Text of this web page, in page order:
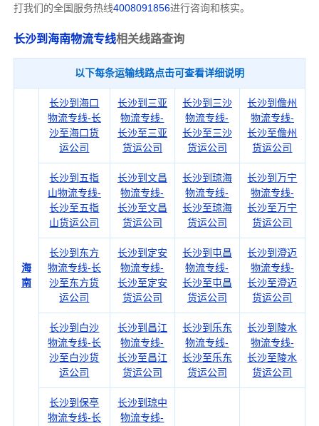
打我们的全国服务热线4008091856进行咨询和核实。
长沙到海南物流专线相关线路查询
以下每条运输线路点击可查看详细说明
海
南
长沙到海口
物流专线-长
沙至海口货
运公司
长沙到三亚
物流专线-
长沙至三亚
货运公司
长沙到三沙
物流专线-
长沙至三沙
货运公司
长沙到儋州
物流专线-
长沙至儋州
货运公司
长沙到五指
山物流专线-
长沙至五指
山货运公司
长沙到文昌
物流专线-
长沙至文昌
货运公司
长沙到琼海
物流专线-
长沙至琼海
货运公司
长沙到万宁
物流专线-
长沙至万宁
货运公司
长沙到东方
物流专线-长
沙至东方货
运公司
长沙到定安
物流专线-
长沙至定安
货运公司
长沙到屯昌
物流专线-
长沙至屯昌
货运公司
长沙到澄迈
物流专线-
长沙至澄迈
货运公司
长沙到白沙
物流专线-长
沙至白沙货
运公司
长沙到昌江
物流专线-
长沙至昌江
货运公司
长沙到乐东
物流专线-
长沙至乐东
货运公司
长沙到陵水
物流专线-
长沙至陵水
货运公司
长沙到保亭
物流专线-长
长沙到琼中
物流专线-